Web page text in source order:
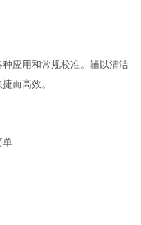
应用和常规校准。辅以清洁
而高效。
单